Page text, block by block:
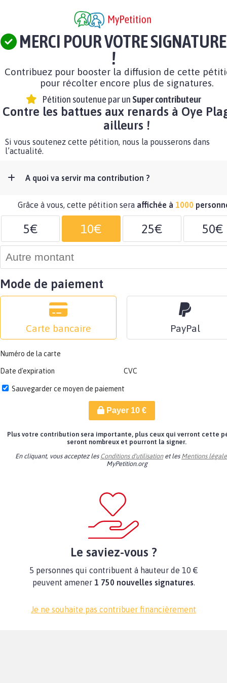
MERCI POUR VOTRE SIGNATURE
!
Contribuez pour booster la diffusion de cette
pour récolter encore plus de signatures.
Pétition soutenue par un Super contributeur
Contre les battues aux renards à Oye
ailleurs !
Si vous soutenez cette pétition, nous la pousserons dans
l’actualité.
A quoi va servir ma contribution ?
Grâce à vous, cette pétition sera affichée à 1000
5€ 10€ 25€ 50€
Mode de paiement
Carte bancaire PayPal
Numéro de la carte
Date d'expiration CVC
Sauvegarder ce moyen de paiement
Payer 10€
Plus votre contribution sera importante, plus ceux qui verront cette
seront nombreux et pourront la signer.
En cliquant, vous acceptez les Conditions d'utilisationet les Mentions
MyPetition.org
Le saviez-vous ?
5 personnes qui contribuent à hauteur de 10 €
peuvent amener 1 750 nouvelles signatures.
Je ne souhaite pas contribuer financièrement